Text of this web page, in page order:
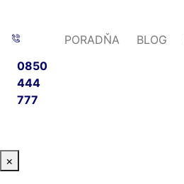
0850
444
777
PORADŇA BLOG
×